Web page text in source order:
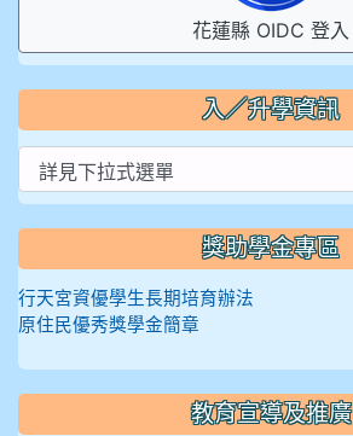
花蓮縣 OIDC 登入
入／升學資訊
獎助學金專區
行天宮資優學生長期培育辦法
原住民優秀獎學金簡章
教育宣導及推廣